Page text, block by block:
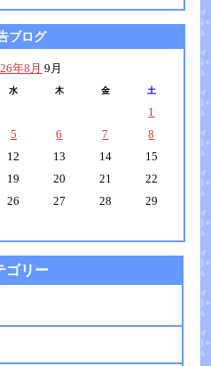
ブログ
年8月 9月
水 木 金 土
1
5 6 7
8
12 13 14
15
19 20 21
22
26 27 28
29
ゴリー